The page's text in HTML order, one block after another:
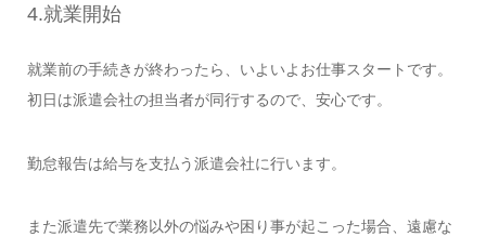
4.就業開始
就業前の手続きが終わったら、いよいよお仕事スタートです。
初日は派遣会社の担当者が同行するので、安心です。
勤怠報告は給与を支払う派遣会社に行います。
また派遣先で業務以外の悩みや困り事が起こった場合、遠慮な